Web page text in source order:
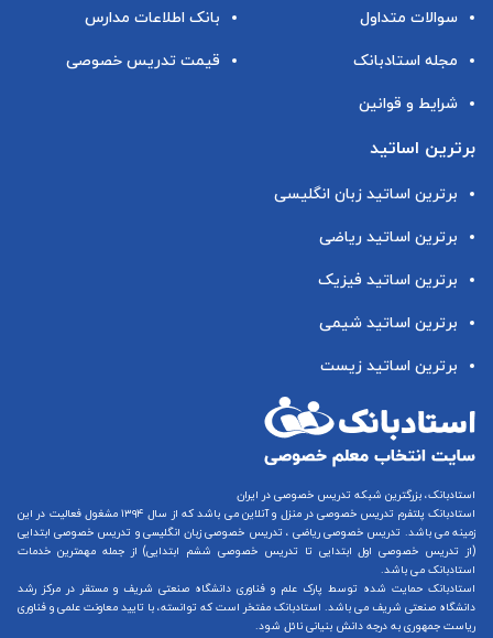
سوالات متداول
مجله استادبانک
شرایط و قوانین
بانک اطلاعات مدارس
قیمت تدریس خصوصی
برترین اساتید
برترین اساتید زبان انگلیسی
برترین اساتید ریاضی
برترین اساتید فیزیک
برترین اساتید شیمی
برترین اساتید زیست
استادبانک، بزرگترین شبکه تدریس خصوصی در ایران
استادبانک پلتفرم تدریس خصوصی در منزل و آنلاین
می باشد که از سال ۱۳۹۴ مشغول فعالیت در این
زمینه می باشد. تدریس خصوصی ریاضی ، تدریس خصوصی زبان انگلیسیو تدریس خصوصی ابتدایی
(از تدریس خصوصی اول ابتدایی تا تدریس خصوصی ششم ابتدایی) از جمله مهمترین خدمات
استادبانک می باشد.
استادبانک حمایت شده توسط پارک علم و فناوری دانشگاه صنعتی شریف و مستقر در مرکز رشد
دانشگاه صنعتی شریف می باشد. استادبانک مفتخر است که توانسته، با تایید معاونت علمی و فناوری
ریاست جمهوری به درجه دانش بنیانی نائل شود.